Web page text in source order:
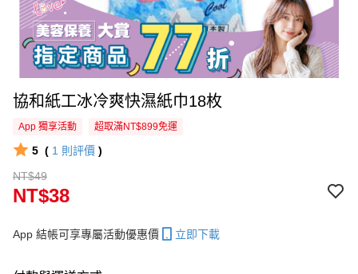
協和紙工冰冷爽快濕紙巾18枚
App 獨享活動 超取滿NT$899免運
5 ( 1 則評價 )
NT$49
NT$38
App 結帳可享專屬活動優惠價 立即下載